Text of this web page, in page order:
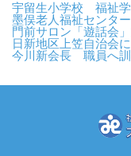
宇留生小学校 福祉
墨俣老人福祉センタ
門前サロン「遊話会
日新地区上笠自治会
今川新会長 職員へ